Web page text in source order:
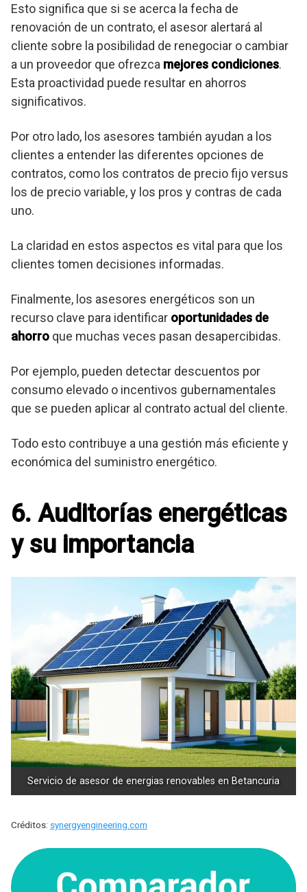
Esto significa que si se acerca la fecha de
renovación de un contrato, el asesor alertará al
cliente sobre la posibilidad de renegociar o cambiar
a un proveedor que ofrezca mejores condiciones.
Esta proactividad puede resultar en ahorros
significativos.
Por otro lado, los asesores también ayudan a los
clientes a entender las diferentes opciones de
contratos, como los contratos de precio fijo versus
los de precio variable, y los pros y contras de cada
uno.
La claridad en estos aspectos es vital para que los
clientes tomen decisiones informadas.
Finalmente, los asesores energéticos son un
recurso clave para identificar oportunidades de
ahorro que muchas veces pasan desapercibidas.
Por ejemplo, pueden detectar descuentos por
consumo elevado o incentivos gubernamentales
que se pueden aplicar al contrato actual del cliente.
Todo esto contribuye a una gestión más eficiente y
económica del suministro energético.
6. Auditorías energéticas
y su importancia
Servicio de asesor de energias renovables en Betancuria
Créditos: synergyengineering.com